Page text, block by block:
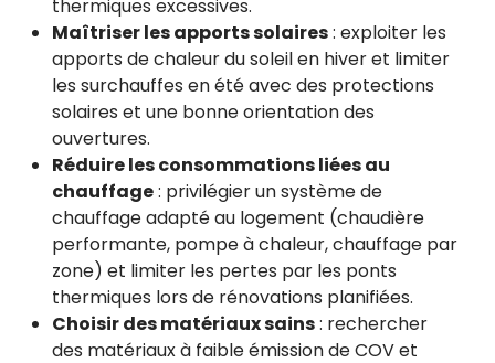
thermiques excessives.
Maîtriser les apports solaires: exploiter les
apports de chaleur du soleil en hiver et limiter
les surchauffes en été avec des protections
solaires et une bonne orientation des
ouvertures.
Réduire les consommations liées au
chauffage: privilégier un système de
chauffage adapté au logement (chaudière
performante, pompe à chaleur, chauffage par
zone) et limiter les pertes par les ponts
thermiques lors de rénovations planifiées.
Choisir des matériaux sains: rechercher
des matériaux à faible émission de COV et